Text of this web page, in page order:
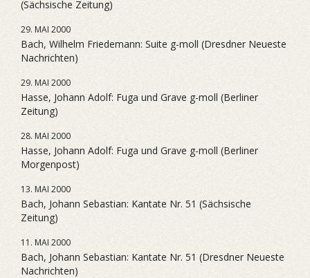
(Sächsische Zeitung)
29. MAI 2000
Bach, Wilhelm Friedemann: Suite g-moll (Dresdner Neueste
Nachrichten)
29. MAI 2000
Hasse, Johann Adolf: Fuga und Grave g-moll (Berliner
Zeitung)
28. MAI 2000
Hasse, Johann Adolf: Fuga und Grave g-moll (Berliner
Morgenpost)
13. MAI 2000
Bach, Johann Sebastian: Kantate Nr. 51 (Sächsische
Zeitung)
11. MAI 2000
Bach, Johann Sebastian: Kantate Nr. 51 (Dresdner Neueste
Nachrichten)